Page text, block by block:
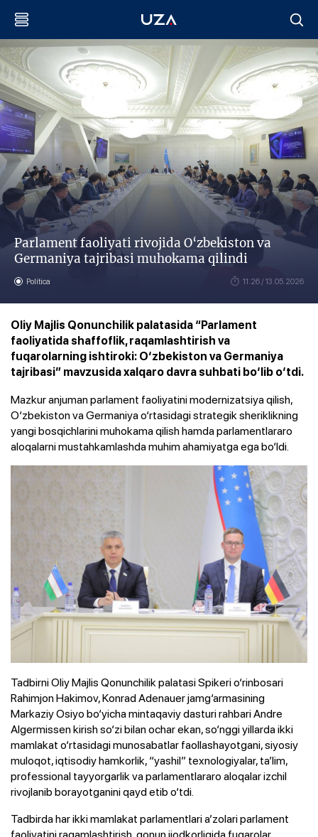
Parlament faoliyati rivojida O‘zbekiston va
Germaniya tajribasi muhokama qilindi
Política 11:26 / 13.05.2026
Oliy Majlis Qonunchilik palatasida “Parlament
faoliyatida shaffoflik, raqamlashtirish va
fuqarolarning ishtiroki: O‘zbekiston va Germaniya
tajribasi” mavzusida xalqaro davra suhbati bo‘lib o‘tdi.
Mazkur anjuman parlament faoliyatini modernizatsiya qilish,
O‘zbekiston va Germaniya o‘rtasidagi strategik sheriklikning
yangi bosqichlarini muhokama qilish hamda parlamentlararo
aloqalarni mustahkamlashda muhim ahamiyatga ega bo‘ldi.
Tadbirni Oliy Majlis Qonunchilik palatasi Spikeri o‘rinbosari
Rahimjon Hakimov, Konrad Adenauer jamg‘armasining
Markaziy Osiyo bo‘yicha mintaqaviy dasturi rahbari Andre
Algermissen kirish so‘zi bilan ochar ekan, so‘nggi yillarda ikki
mamlakat o‘rtasidagi munosabatlar faollashayotgani, siyosiy
muloqot, iqtisodiy hamkorlik, “yashil” texnologiyalar, ta’lim,
professional tayyorgarlik va parlamentlararo aloqalar izchil
rivojlanib borayotganini qayd etib o‘tdi.
Tadbirda har ikki mamlakat parlamentlari a’zolari parlament